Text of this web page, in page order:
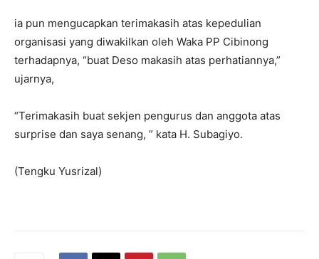
ia pun mengucapkan terimakasih atas kepedulian
organisasi yang diwakilkan oleh Waka PP Cibinong
terhadapnya, “buat Deso makasih atas perhatiannya,”
ujarnya,
“Terimakasih buat sekjen pengurus dan anggota atas
surprise dan saya senang, ” kata H. Subagiyo.
(Tengku Yusrizal)